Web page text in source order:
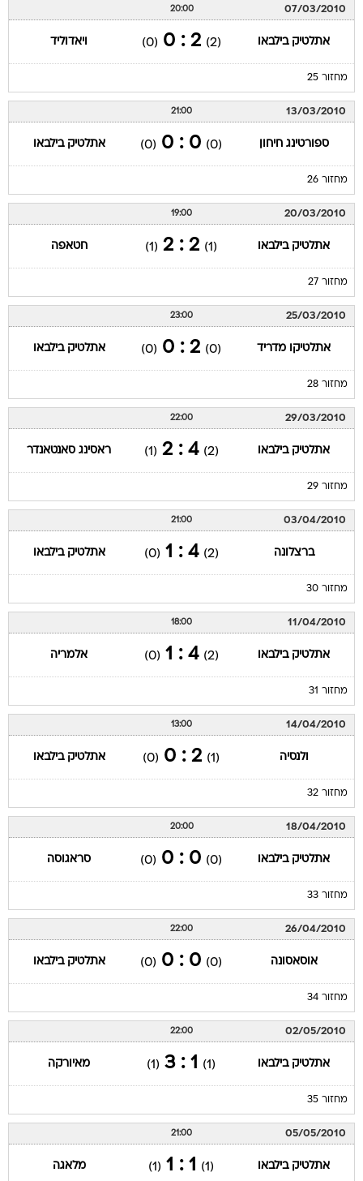
07/03/2010
20:00
אתלטיק בילבאו (2)
2 : 0
(0) ויאדוליד
מחזור 25
13/03/2010
21:00
ספורטינג חיחון (0)
0 : 0
(0) אתלטיק בילבאו
מחזור 26
20/03/2010
19:00
אתלטיק בילבאו (1)
2 : 2
(1) חטאפה
מחזור 27
25/03/2010
23:00
אתלטיקו מדריד (0)
2 : 0
(0) אתלטיק בילבאו
מחזור 28
29/03/2010
22:00
אתלטיק בילבאו (2)
4 : 2
(1) ראסינג סאנטאנדר
מחזור 29
03/04/2010
21:00
ברצלונה (2)
4 : 1
(0) אתלטיק בילבאו
מחזור 30
11/04/2010
18:00
אתלטיק בילבאו (2)
4 : 1
(0) אלמריה
מחזור 31
14/04/2010
13:00
ולנסיה (1)
2 : 0
(0) אתלטיק בילבאו
מחזור 32
18/04/2010
20:00
אתלטיק בילבאו (0)
0 : 0
(0) סראגוסה
מחזור 33
26/04/2010
22:00
אוסאסונה (0)
0 : 0
(0) אתלטיק בילבאו
מחזור 34
02/05/2010
22:00
אתלטיק בילבאו (1)
1 : 3
(1) מאיורקה
מחזור 35
05/05/2010
21:00
אתלטיק בילבאו (1)
1 : 1
(1) מלאגה